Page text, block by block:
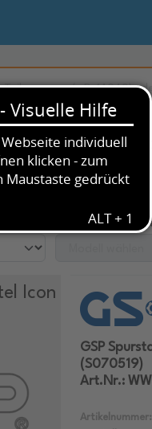
KFZ-Ersatzteile
& Federung
Fahrzeug, um dazu
GSP
(S070519)
Art.Nr.:
Artikelnummer: